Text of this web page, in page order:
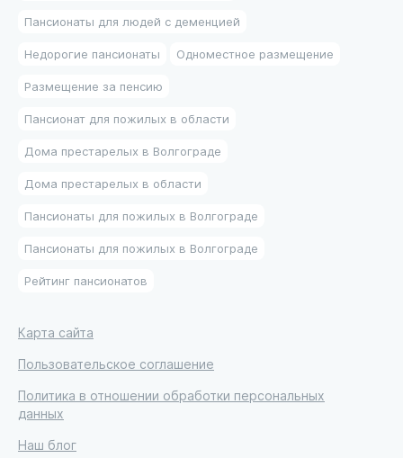
Пансионаты для людей с деменцией
Недорогие пансионаты Одноместное размещение
Размещение за пенсию
Пансионат для пожилых в области
Дома престарелых в Волгограде
Дома престарелых в области
Пансионаты для пожилых в Волгограде
Пансионаты для пожилых в Волгограде
Рейтинг пансионатов
Карта сайта
Пользовательское соглашение
Политика в отношении обработки персональных
данных
Наш блог